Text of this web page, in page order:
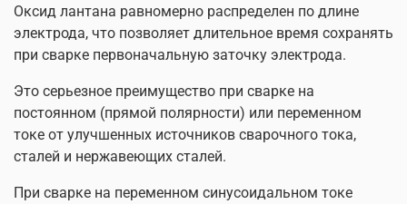
Оксид лантана равномерно распределен по длине
электрода, что позволяет длительное время сохранять
при сварке первоначальную заточку электрода.
Это серьезное преимущество при сварке на
постоянном (прямой полярности) или переменном
токе от улучшенных источников сварочного тока,
сталей и нержавеющих сталей.
При сварке на переменном синусоидальном токе